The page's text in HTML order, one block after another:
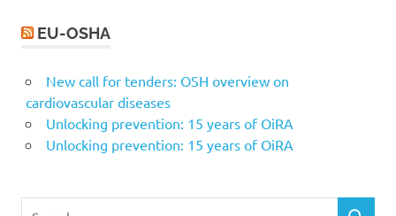
EU-OSHA
New call for tenders: OSH overview on
cardiovascular diseases
Unlocking prevention: 15 years of OiRA
Unlocking prevention: 15 years of OiRA